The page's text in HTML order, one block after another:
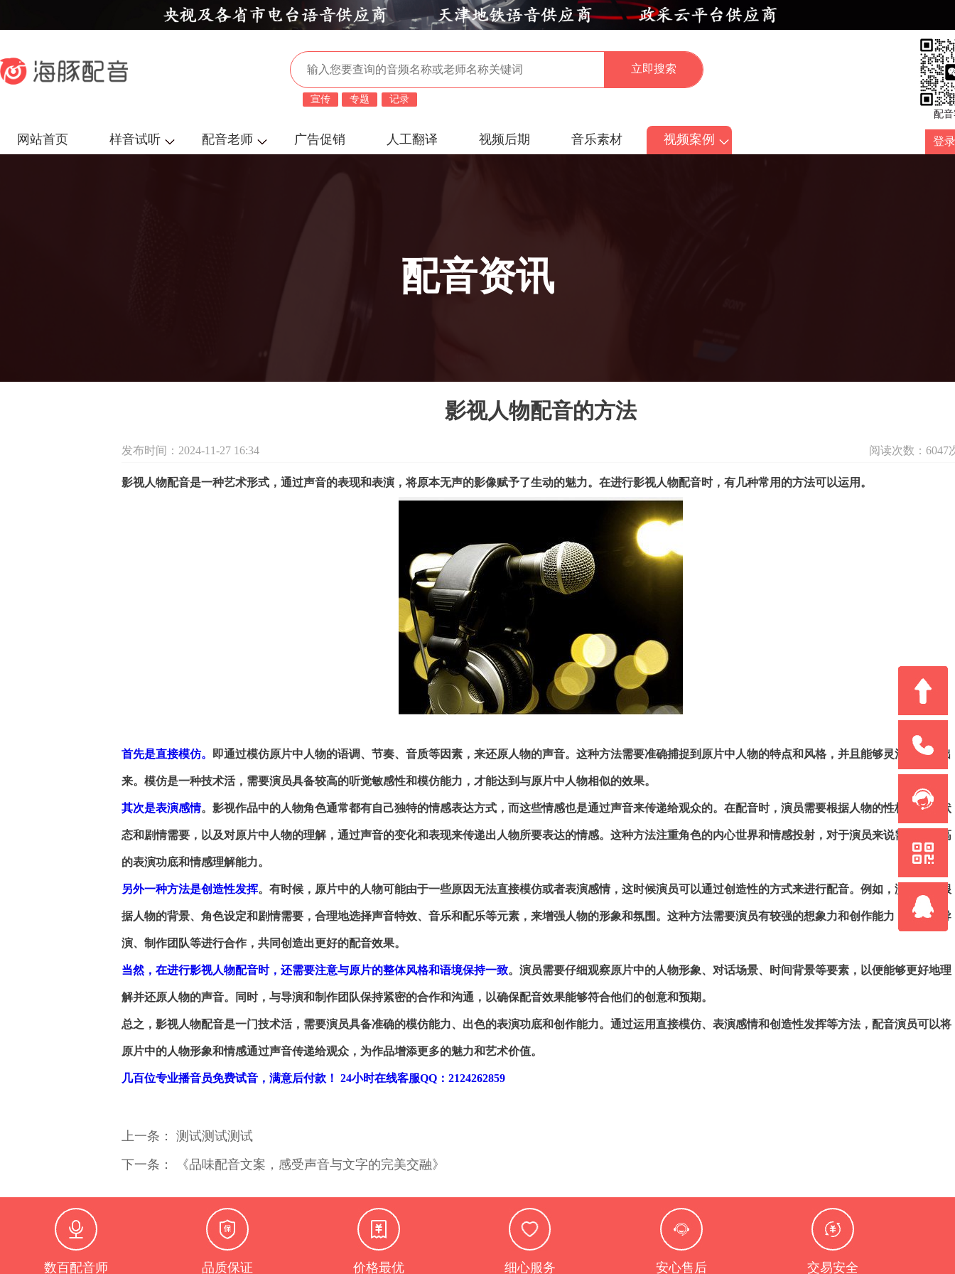
宣传 专题
记录
配
网站首页 样音试听 配音老师 广告促销 人工翻译 视频后期 音乐素材 视频案例 登
配音资讯
影视人物配音的方法
发布时间：2024-11-27 16:34 阅读次数：6047
影视人物配音是一种艺术形式，通过声音的表现和表演，将原本无声的影像赋予了生动的魅力。在进行影视人物配音时，有几种常用的方法可以运用。
首先是直接模仿。 即通过模仿原片中人物的语调、节奏、音质等因素，来还原人物的声音。这种方法需要准确捕捉到原片中人物的特点和风格，并且能够灵活地表达出
来。模仿是一种技术活，需要演员具备较高的听觉敏感性和模仿能力，才能达到与原片中人物相似的效果。
其次是表演感情。影视作品中的人物角色通常都有自己独特的情感表达方式，而这些情感也是通过声音来传递给观众的。在配音时，演员需要根据人物的性格、情感状
态和剧情需要，以及对原片中人物的理解，通过声音的变化和表现来传递出人物所要表达的情感。这种方法注重角色的内心世界和情感投射，对于演员来说需要有较高
的表演功底和情感理解能力。
另外一种方法是创造性发挥。有时候，原片中的人物可能由于一些原因无法直接模仿或者表演感情，这时候演员可以通过创造性的方式来进行配音。例如，演员可以根
据人物的背景、角色设定和剧情需要，合理地选择声音特效、音乐和配乐等元素，来增强人物的形象和氛围。这种方法需要演员有较强的想象力和创作能力，能够与导
演、制作团队等进行合作，共同创造出更好的配音效果。
当然，在进行影视人物配音时，还需要注意与原片的整体风格和语境保持一致。演员需要仔细观察原片中的人物形象、对话场景、时间背景等要素，以便能够更好地理
解并还原人物的声音。同时，与导演和制作团队保持紧密的合作和沟通，以确保配音效果能够符合他们的创意和预期。
总之，影视人物配音是一门技术活，需要演员具备准确的模仿能力、出色的表演功底和创作能力。通过运用直接模仿、表演感情和创造性发挥等方法，配音演员可以将
原片中的人物形象和情感通过声音传递给观众，为作品增添更多的魅力和艺术价值。
几百位专业播音员免费试音，满意后付款！ 24小时在线客服QQ：2124262859
上一条： 测试测试测试
下一条： 《品味配音文案，感受声音与文字的完美交融》
数百配音师 品质保证 价格最优 细心服务 安心售后 交易安全